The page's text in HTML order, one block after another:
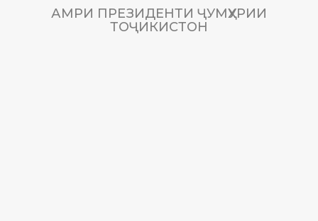
АМРИ ПРЕЗИДЕНТИ ҶУМҲУРИИ
ТОҶИКИСТОН